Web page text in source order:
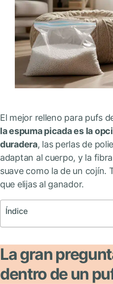
El mejor relleno para pufs
la espuma picada es la
duradera, las perlas de
adaptan al cuerpo, y la
suave como la de un cojín.
que elijas al ganador.
Índice
La gran
dentro de un